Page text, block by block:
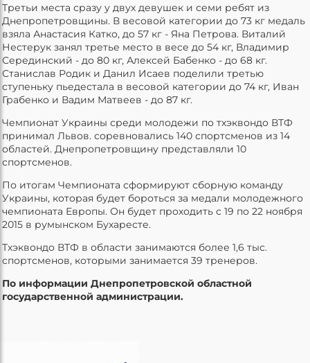
Третьи места сразу у двух девушек и семи ребят из
Днепропетровщины. В весовой категории до 73 кг медаль
взяла Анастасия Катко, до 57 кг - Яна Петрова. Виталий
Нестерук занял третье место в весе до 54 кг, Владимир
Серединский - до 80 кг, Алексей Бабенко - до 68 кг.
Станислав Родик и Данил Исаев поделили третью
ступеньку пьедестала в весовой категории до 74 кг, Иван
Грабенко и Вадим Матвеев - до 87 кг.
Чемпионат Украины среди молодежи по тхэквондо ВТФ
принимал Львов. соревновались 140 спортсменов из 14
областей. Днепропетровщину представляли 10
спортсменов.
По итогам Чемпионата сформируют сборную команду
Украины, которая будет бороться за медали молодежного
чемпионата Европы. Он будет проходить с 19 по 22 ноября
2015 в румынском Бухаресте.
Тхэквондо ВТФ в области занимаются более 1,6 тыс.
спортсменов, которыми занимается 39 тренеров.
По информации Днепропетровской областной
государственной администрации.